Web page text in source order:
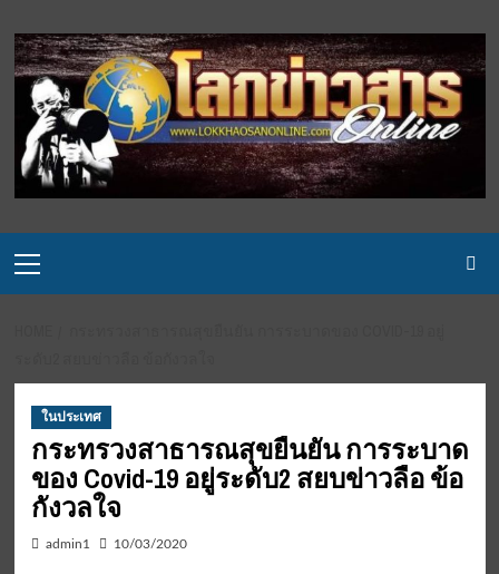
to
content
Menu
ในประเทศ
กระทรวงสาธารณสุขยืนยัน การระบาด
ของ Covid-19 อยู่ระดับ2 สยบข่าวลือ ข้อ
กังวลใจ
admin1 10/03/2020